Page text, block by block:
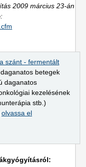
2009 március 23-án
szánt - fermentált
daganatos betegek
daganatos
kezelésének
stb.)
olvassa el